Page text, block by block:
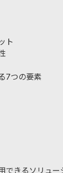
ト
7つの要素
できるソリュー